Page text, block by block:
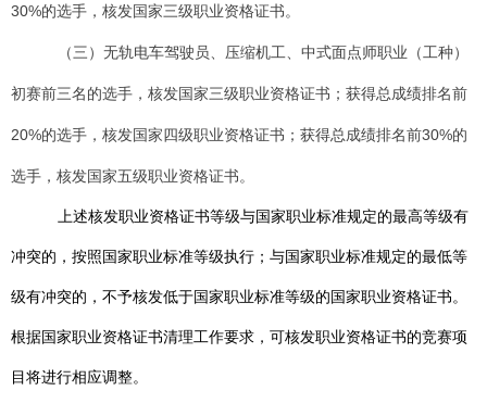
30%的选手，核发国家三级职业资格证书。
（三）无轨电车驾驶员、压缩机工、中式面点师职业（工种）
初赛前三名的选手，核发国家三级职业资格证书；获得总成绩排名前
20%的选手，核发国家四级职业资格证书；获得总成绩排名前30%的
选手，核发国家五级职业资格证书。
上述核发职业资格证书等级与国家职业标准规定的最高等级有
冲突的，按照国家职业标准等级执行；与国家职业标准规定的最低等
级有冲突的，不予核发低于国家职业标准等级的国家职业资格证书。
根据国家职业资格证书清理工作要求，可核发职业资格证书的竞赛项
目 将进行相应调整。